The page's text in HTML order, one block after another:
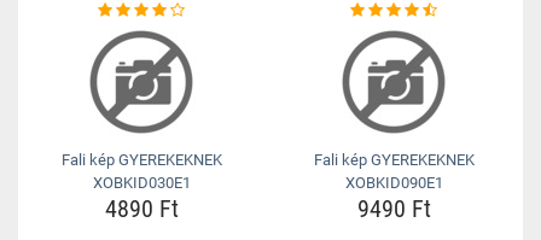
Fali kép GYEREKEKNEK
XOBKID030E1
4890 Ft
Fali kép GYEREKEKNEK
XOBKID090E1
9490 Ft